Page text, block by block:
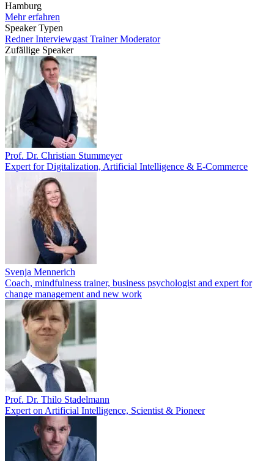
Hamburg
Mehr erfahren
Speaker Typen
RednerInterviewgast TrainerModerator
Zufällige Speaker
Prof. Dr. Christian Stummeyer
Expert for Digitalization, Artificial Intelligence & E-Commerce
Svenja Mennerich
Coach, mindfulness trainer, business psychologist and expert for
change management and new work
Prof. Dr. Thilo Stadelmann
Expert on Artificial Intelligence, Scientist & Pioneer